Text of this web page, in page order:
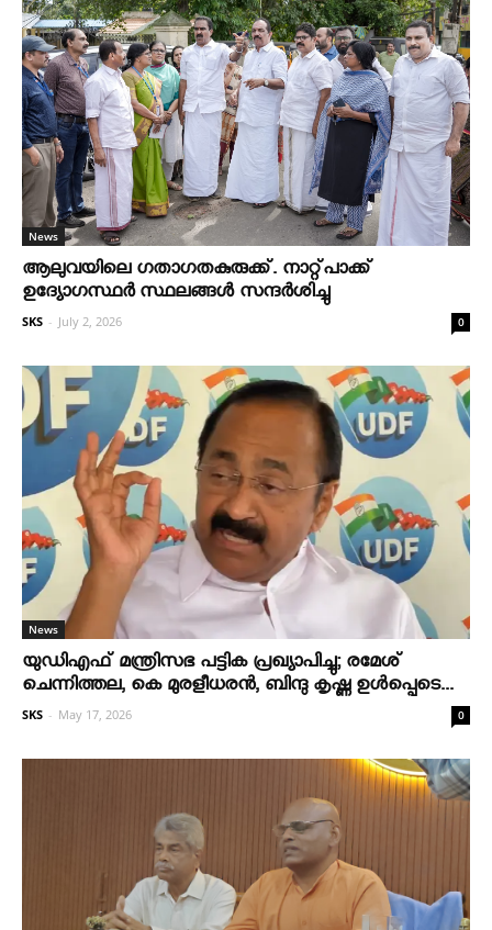
News
ആലുവയിലെ ഗതാഗതകുരുക്ക്. നാറ്റ്പാക്ക്
ഉദ്യോഗസ്ഥർ സ്ഥലങ്ങൾ സന്ദർശിച്ചു
SKS - July 2, 2026 0
News
യുഡിഎഫ് മന്ത്രിസഭ പട്ടിക പ്രഖ്യാപിച്ചു; രമേശ്
ചെന്നിത്തല, കെ മുരളീധരന്‍, ബിന്ദു കൃഷ്ണ ഉള്‍പ്പെടെ...
SKS - May 17, 2026 0